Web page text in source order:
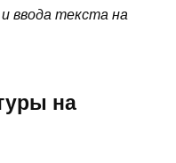
ввода текста на
на